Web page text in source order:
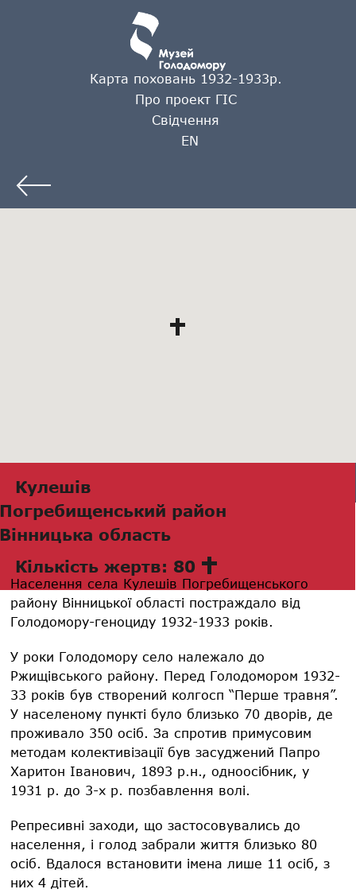
Карта поховань 1932-1933р.
Про проект ГІС
Свідчення
EN
Кулешів
Погребищенський район
Вінницька область
Кількість жертв: 80
Населення села Кулешів Погребищенського
району Вінницької області постраждало від
Голодомору-геноциду 1932-1933 років.
У роки Голодомору село належало до
Ржищівського району. Перед Голодомором 1932-
33 років був створений колгосп “Перше травня”.
У населеному пункті було близько 70 дворів, де
проживало 350 осіб. За спротив примусовим
методам колективізації був засуджений Папро
Харитон Іванович, 1893 р.н., одноосібник, у
1931 р. до 3-х р. позбавлення волі.
Репресивні заходи, що застосовувались до
населення, і голод забрали життя близько 80
осіб. Вдалося встановити імена лише 11 осіб, з
них 4 дітей.